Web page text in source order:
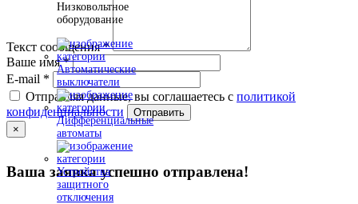
Низковольтное
оборудование
Автоматические
выключатели
Дифференциальные
автоматы
Устройства
защитного
отключения
Текст сообщения*
Ваше имя*
E-mail *
Отправляя данные, вы соглашаетесь с политикой
конфиденциальности
Отправить
×
Ваша заявка успешно отправлена!